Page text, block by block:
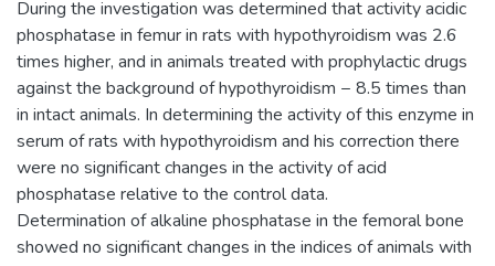
During the investigation was determined that activity acidic
phosphatase in femur in rats with hypothyroidism was 2.6
times higher, and in animals treated with prophylactic drugs
against the background of hypothyroidism − 8.5 times than
in intact animals. In determining the activity of this enzyme in
serum of rats with hypothyroidism and his correction there
were no significant changes in the activity of acid
phosphatase relative to the control data.
Determination of alkaline phosphatase in the femoral bone
showed no significant changes in the indices of animals with